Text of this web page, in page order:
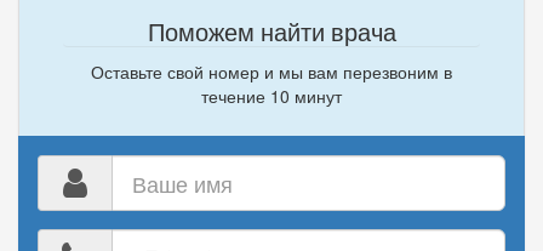
Поможем найти врача
Оставьте свой номер и мы вам перезвоним в
течение 10 минут